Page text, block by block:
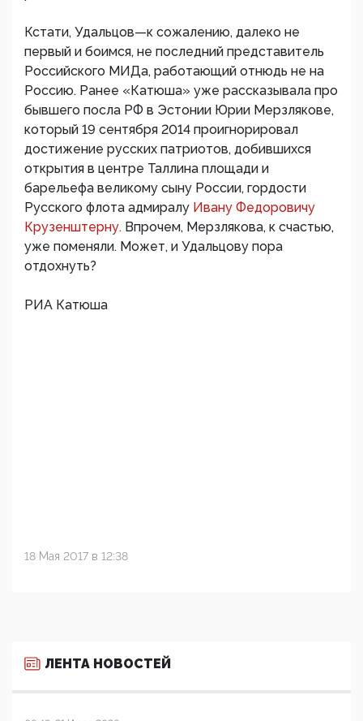
Кстати, Удальцов—к сожалению, далеко не
первый и боимся, не последний представитель
Российского МИДа, работающий отнюдь не на
Россию. Ранее «Катюша» уже рассказывала про
бывшего посла РФ в Эстонии Юрии Мерзлякове,
который 19 сентября 2014 проигнорировал
достижение русских патриотов, добившихся
открытия в центре Таллина площади и
барельефа великому сыну России, гордости
Русского флота адмиралу Ивану Федоровичу
Крузенштерну. Впрочем, Мерзлякова, к счастью,
уже поменяли. Может, и Удальцову пора
отдохнуть?
РИА Катюша
18 Мая 2017 в 12:38
ЛЕНТА НОВОСТЕЙ